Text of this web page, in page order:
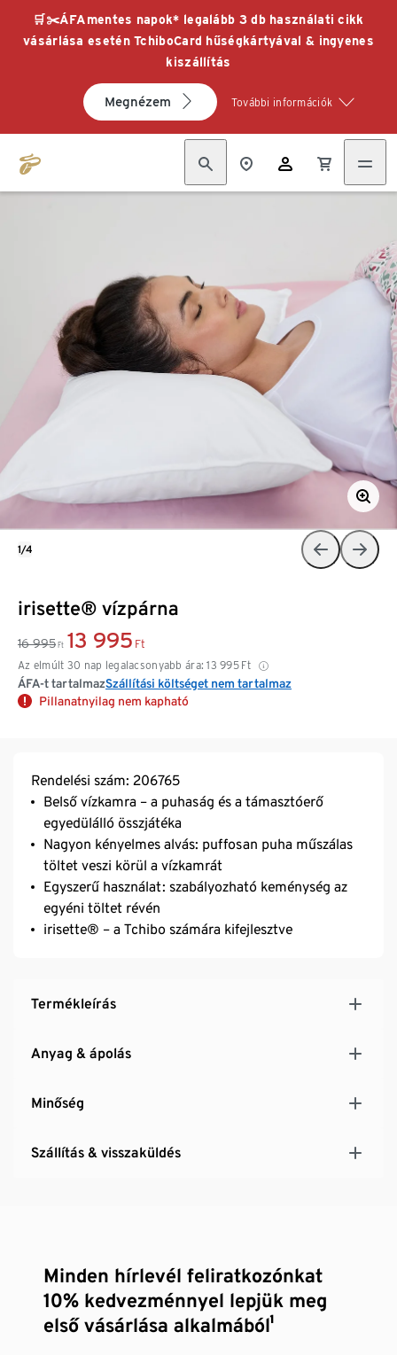
🛒✂️ÁFAmentes napok* legalább 3 db használati cikk
vásárlása esetén TchiboCard hűségkártyával & ingyenes
kiszállítás
Megnézem További információk
irisette® vízpárna
16 995 Ft 13 995 Ft
Az elmúlt 30 nap legalacsonyabb ára: 13 995 Ft
ÁFA-t tartalmazSzállítási költséget nem tartalmaz
Pillanatnyilag nem kapható
1/4
Rendelési szám: 206765
Belső vízkamra – a puhaság és a támasztóerő
egyedülálló összjátéka
Nagyon kényelmes alvás: puffosan puha műszálas
töltet veszi körül a vízkamrát
Egyszerű használat: szabályozható keménység az
egyéni töltet révén
irisette® – a Tchibo számára kifejlesztve
Termékleírás
Anyag & ápolás
Minőség
Szállítás & visszaküldés
Minden hírlevél feliratkozónkat
10% kedvezménnyel lepjük meg
első vásárlása alkalmából¹